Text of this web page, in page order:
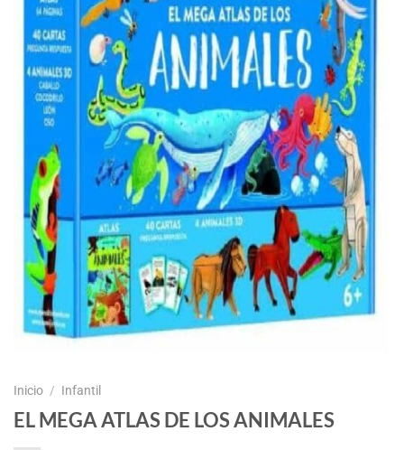
Inicio / Infantil
EL MEGA ATLAS DE LOS ANIMALES